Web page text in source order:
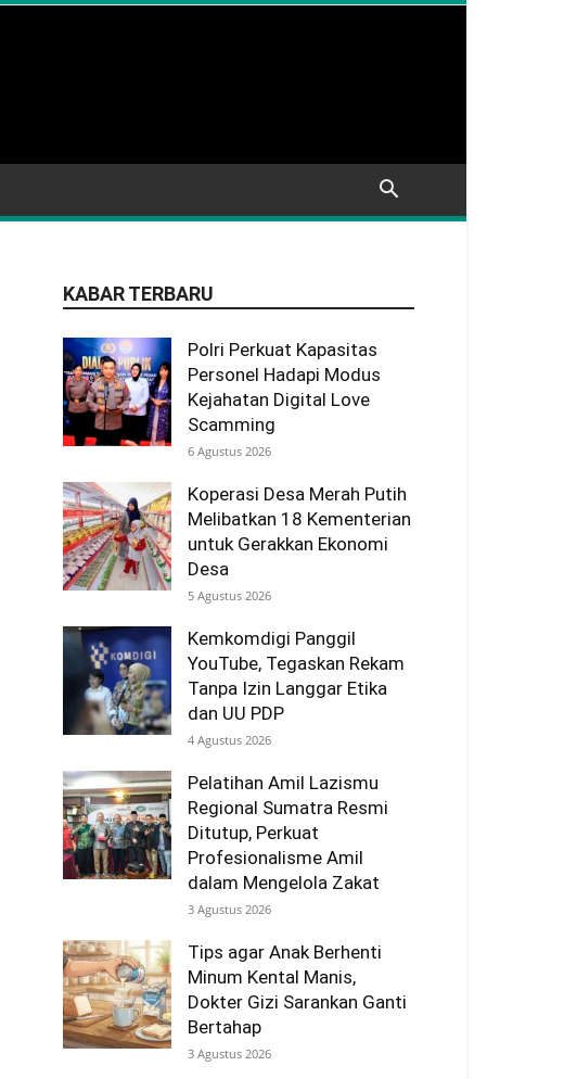
KABAR TERBARU
Polri Perkuat Kapasitas
Personel Hadapi Modus
Kejahatan Digital Love
Scamming
6 Agustus 2026
Koperasi Desa Merah Putih
Melibatkan 18 Kementerian
untuk Gerakkan Ekonomi
Desa
5 Agustus 2026
Kemkomdigi Panggil
YouTube, Tegaskan Rekam
Tanpa Izin Langgar Etika
dan UU PDP
4 Agustus 2026
Pelatihan Amil Lazismu
Regional Sumatra Resmi
Ditutup, Perkuat
Profesionalisme Amil
dalam Mengelola Zakat
3 Agustus 2026
Tips agar Anak Berhenti
Minum Kental Manis,
Dokter Gizi Sarankan Ganti
Bertahap
3 Agustus 2026